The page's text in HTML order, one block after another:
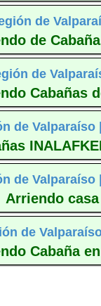
de
de
de
Cabañas
de Valparaíso |
de Valparaíso |
Arriendo
de
Cabaña